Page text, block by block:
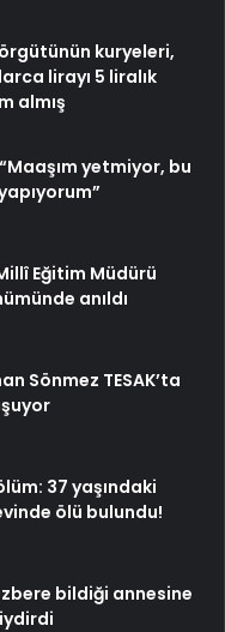
örgütünün kuryeleri,
lirayı 5 liralık
almış
yetmiyor, bu
Eğitim Müdürü
anıldı
Sönmez TESAK’ta
37 yaşındaki
ölü bulundu!
bildiği annesine